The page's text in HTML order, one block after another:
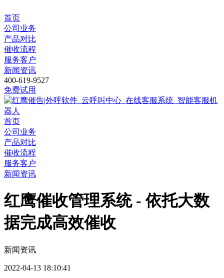
首页
公司业务
产品对比
催收流程
服务客户
新闻资讯
400-619-9527
免费试用
首页
公司业务
产品对比
催收流程
服务客户
新闻资讯
红鹰催收管理系统 - 依托大数
据完成高效催收
新闻资讯
2022-04-13 18:10:41